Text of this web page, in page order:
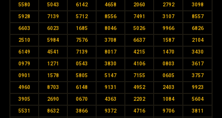
5580 5043 6142 4658 2060 2792 3098
5928 7139 5712 8556 7491 3107 8557
6603 6023 1685 8046 5026 9966 6826
2510 5984 7576 3708 6637 1587 2104
6149 4541 7139 8017 4215 1470 3430
0979 1271 0543 3830 4106 0803 3617
0901 1578 5805 5147 7155 0605 3757
4960 8703 6148 9131 4952 2403 9923
3905 2690 0670 4363 2202 1084 5604
5531 8632 3866 9372 4716 9706 3811